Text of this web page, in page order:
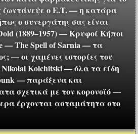
ζωντάνεψε ο E.T. — η κατάρα
ο συνεργάτης σας είναι
(1889–1957) — Κρυφοί Κήποι
— The Spell of Sarnia — τα
— οι χαμένες ιστορίες του
Kolchitski — όλα τα είδη
— παράξενα και
σχετικά με τον κορονοϊό —
έρχονται ασταμάτητα στο